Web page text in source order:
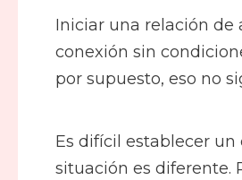
Iniciar una relación de
conexión sin
por supuesto, eso no
Es difícil establecer
situación es diferente.